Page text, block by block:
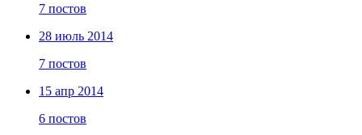
7 постов
28 июль 2014
7 постов
15 апр 2014
6 постов